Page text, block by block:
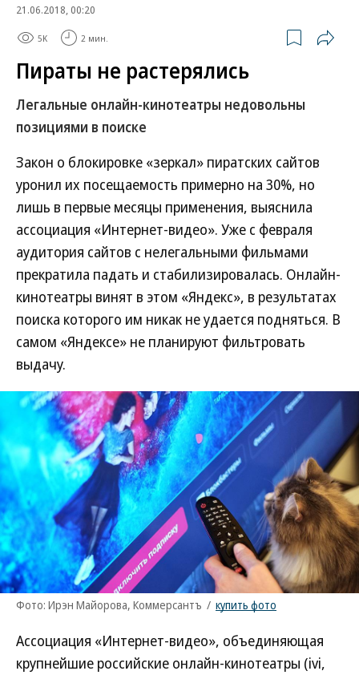
21.06.2018, 00:20
5K 2 мин.
Пираты не растерялись
Легальные онлайн-кинотеатры недовольны
позициями в поиске
Закон о блокировке «зеркал» пиратских сайтов
уронил их посещаемость примерно на 30%, но
лишь в первые месяцы применения, выяснила
ассоциация «Интернет-видео». Уже с февраля
аудитория сайтов с нелегальными фильмами
прекратила падать и стабилизировалась. Онлайн-
кинотеатры винят в этом «Яндекс», в результатах
поиска которого им никак не удается подняться. В
самом «Яндексе» не планируют фильтровать
выдачу.
Фото: Ирэн Майорова, Коммерсантъ / купить фото
Ассоциация «Интернет-видео», объединяющая
крупнейшие российские онлайн-кинотеатры (ivi,